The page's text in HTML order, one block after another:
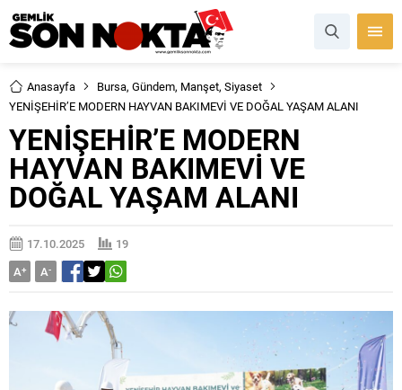
Anasayfa Bursa, Gündem, Manşet, Siyaset
YENİŞEHİR’E MODERN HAYVAN BAKIMEVİ VE DOĞAL YAŞAM ALANI
YENİŞEHİR’E MODERN
HAYVAN BAKIMEVİ VE
DOĞAL YAŞAM ALANI
17.10.2025
19
A+ A-